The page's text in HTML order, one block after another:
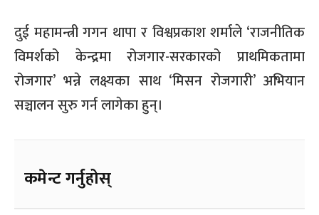
दुई महामन्त्री गगन थापा र विश्वप्रकाश शर्माले ‘राजनीतिक
विमर्शको केन्द्रमा रोजगार-सरकारको प्राथमिकतामा
रोजगार’ भन्ने लक्ष्यका साथ ‘मिसन रोजगारी’ अभियान
सञ्चालन सुरु गर्न लागेका हुन्।
कमेन्ट गर्नुहोस्